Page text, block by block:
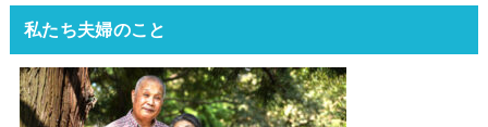
私たち夫婦のこと